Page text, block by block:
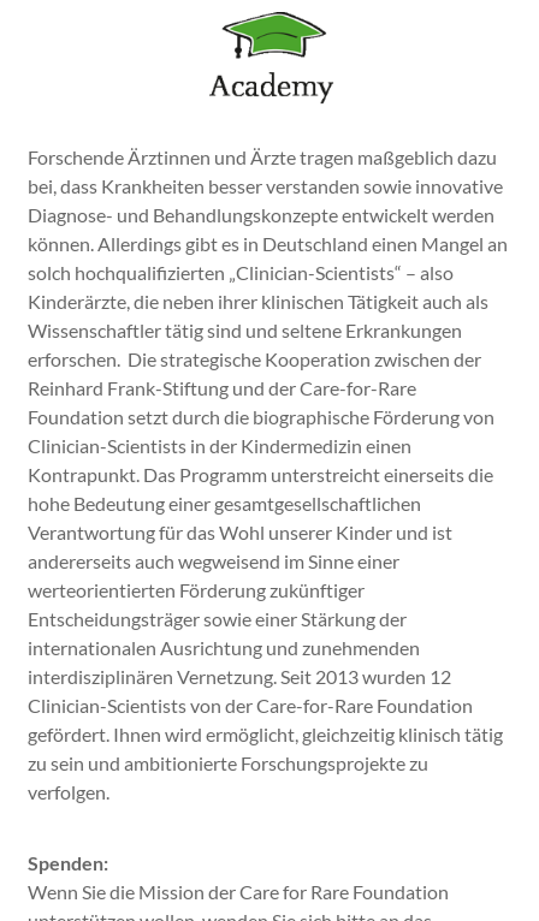
Forschende Ärztinnen und Ärzte tragen maßgeblich dazu
bei, dass Krankheiten besser verstanden sowie innovative
Diagnose- und Behandlungskonzepte entwickelt werden
können. Allerdings gibt es in Deutschland einen Mangel an
solch hochqualifizierten „Clinician-Scientists“ – also
Kinderärzte, die neben ihrer klinischen Tätigkeit auch als
Wissenschaftler tätig sind und seltene Erkrankungen
erforschen. Die strategische Kooperation zwischen der
Reinhard Frank-Stiftung und der Care-for-Rare
Foundation setzt durch die biographische Förderung von
Clinician-Scientists in der Kindermedizin einen
Kontrapunkt. Das Programm unterstreicht einerseits die
hohe Bedeutung einer gesamtgesellschaftlichen
Verantwortung für das Wohl unserer Kinder und ist
andererseits auch wegweisend im Sinne einer
werteorientierten Förderung zukünftiger
Entscheidungsträger sowie einer Stärkung der
internationalen Ausrichtung und zunehmenden
interdisziplinären Vernetzung. Seit 2013 wurden 12
Clinician-Scientists von der Care-for-Rare Foundation
gefördert. Ihnen wird ermöglicht, gleichzeitig klinisch tätig
zu sein und ambitionierte Forschungsprojekte zu
verfolgen.
Spenden:
Wenn Sie die Mission der Care for Rare Foundation